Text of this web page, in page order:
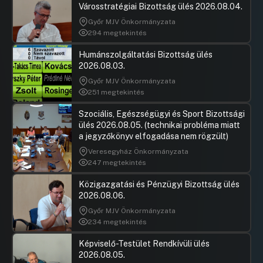
önkormányzati rendelettel összefüggésben
UGRÁS A NAPIREND ELEJÉRE
25.A főpolgármester 2026. évi szabadsága
ütemezésének jóváhagyása, valamint
tájékoztató a főpolgármester szabadsága
igénybevételéről
UGRÁS A NAPIREND ELEJÉRE
26.Javaslat a kátyúmentesítési
munkálatok kerületi önkormányzatok
által előlegezett költségeinek
megtérítésére
HozzászólásokUgrás a napirendi pontra
Havasi
29.Javaslat az egészségüggyel
kapcsolatban
Hozzászólások Ugrás a napirendi pontra
30.Javaslat megállóhelyi dohányzás
elleni hatékonyabb fellépésre
HozzászólásokUgrás a napirendi pontra
31.Javaslat fővárosi múzeumokkal
Városstratégiai Bizottság ülés 2026.08.04.
Győr MJV Önkormányzata
294 megtekintés
Humánszolgáltatási Bizottság ülés
2026.08.03.
Győr MJV Önkormányzata
251 megtekintés
Szociális, Egészségügyi és Sport Bizottsági
ülés 2026.08.05. (technikai probléma miatt
a jegyzőkönyv elfogadása nem rögzült)
Veresegyház Önkormányzata
247 megtekintés
Közigazgatási és Pénzügyi Bizottság ülés
2026.08.06.
Győr MJV Önkormányzata
234 megtekintés
Képviselő-Testület Rendkívüli ülés
2026.08.05.